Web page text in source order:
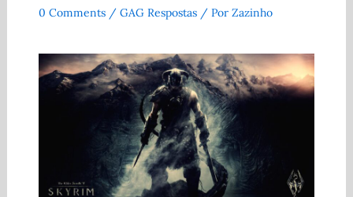
0 Comments / GAG Respostas/ Por Zazinho